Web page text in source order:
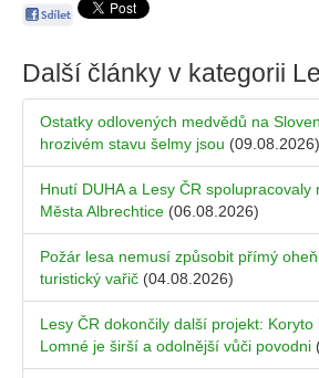
Další články v kategorii
Ostatky odlovených medvědů na
hrozivém stavu šelmy jsou (09.08.2026)
Hnutí DUHA a Lesy ČR spolupracovaly
Města Albrechtice (06.08.2026)
Požár lesa nemusí způsobit přímý
turistický vařič (04.08.2026)
Lesy ČR dokončily další projekt: Koryto
Lomné je širší a odolnější vůči povodni